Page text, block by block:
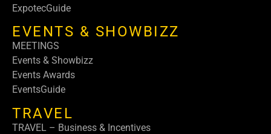
ExpotecGuide
EVENTS & SHOWBIZZ
MEETINGS
Events & Showbizz
Events Awards
EventsGuide
TRAVEL
TRAVEL – Business & Incentives